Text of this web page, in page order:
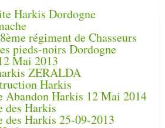
Harkis Dordogne
régiment de Chasseurs
pieds-noirs Dordogne
Mai 2013
ZERALDA
Harkis
Abandon Harkis 12 Mai 2014
des Harkis
Harkis 25-09-2013